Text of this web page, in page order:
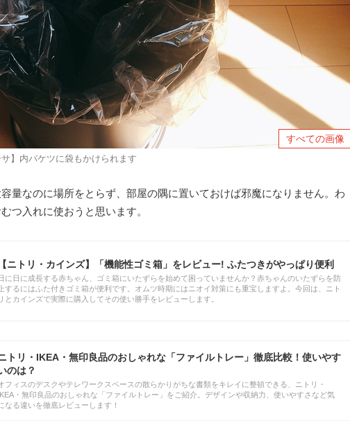
すべての画像
】内バケツに袋もかけられます
量なのに場所をとらず、部屋の隅に置いておけば邪魔になりません。わ
つ入れに使おうと思います。
【ニトリ・カインズ】「機能性ゴミ箱」をレビュー! ふたつきがやっぱり便利
に日に成長する赤ちゃん、ゴミ箱にいたずらを始めて困っていませんか？赤ちゃんのいたずらを防
するにはふた付きゴミ箱が便利です。オムツ時期にはニオイ対策にも重宝しますよ。今回は、ニト
とカインズで実際に購入してその使い勝手をレビューします。
トリ・IKEA・無印良品のおしゃれな「ファイルトレー」徹底比較！使いやす
のは？
フィスのデスクやテレワークスペースの散らかりがちな書類をキレイに整頓できる、ニトリ・
・無印良品のおしゃれな「ファイルトレー」をご紹介。デザインや収納力、使いやすさなど気
なる違いを徹底レビューします！